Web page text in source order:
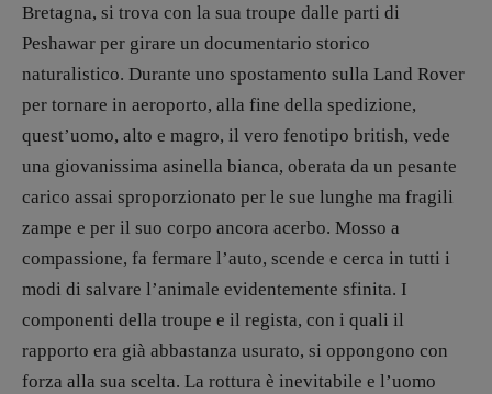
DOSSIER
12 dicembre
Blade Runner 40
Editoria
Intelligenza Artificiale
Maestri sommersi
Pasolini 1922-2022
Psichedelia
Scienza
Stranimondi
Tornare a Ballard
Valerio Evangelisti
Bretagna, si trova con la sua troupe dalle parti di
Peshawar per girare un documentario storico
naturalistico. Durante uno spostamento sulla Land Rover
per tornare in aeroporto, alla fine della spedizione,
quest’uomo, alto e magro, il vero fenotipo british, vede
una giovanissima asinella bianca, oberata da un pesante
carico assai sproporzionato per le sue lunghe ma fragili
zampe e per il suo corpo ancora acerbo. Mosso a
compassione, fa fermare l’auto, scende e cerca in tutti i
modi di salvare l’animale evidentemente sfinita. I
componenti della troupe e il regista, con i quali il
rapporto era già abbastanza usurato, si oppongono con
forza alla sua scelta. La rottura è inevitabile e l’uomo